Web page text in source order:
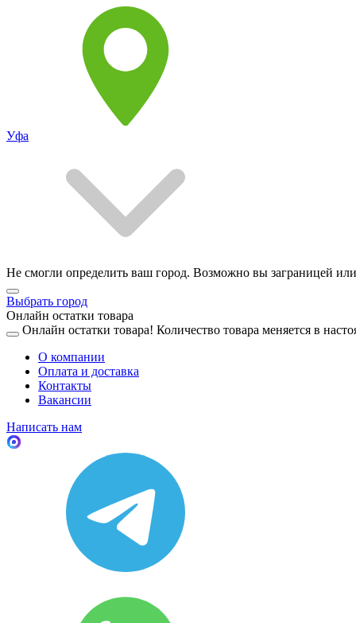
Уфа
Не смогли определить ваш город. Возможно вы заграницей или
Выбрать город
Онлайн остатки товара
Онлайн остатки товара! Количество товара меняется в
О компании
Оплата и доставка
Контакты
Вакансии
Написать нам